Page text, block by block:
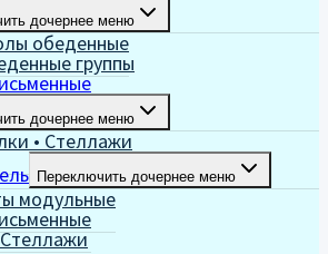
дочернее меню
обеденные
группы
дочернее меню
• Стеллажи
Переключить дочернее меню
модульные